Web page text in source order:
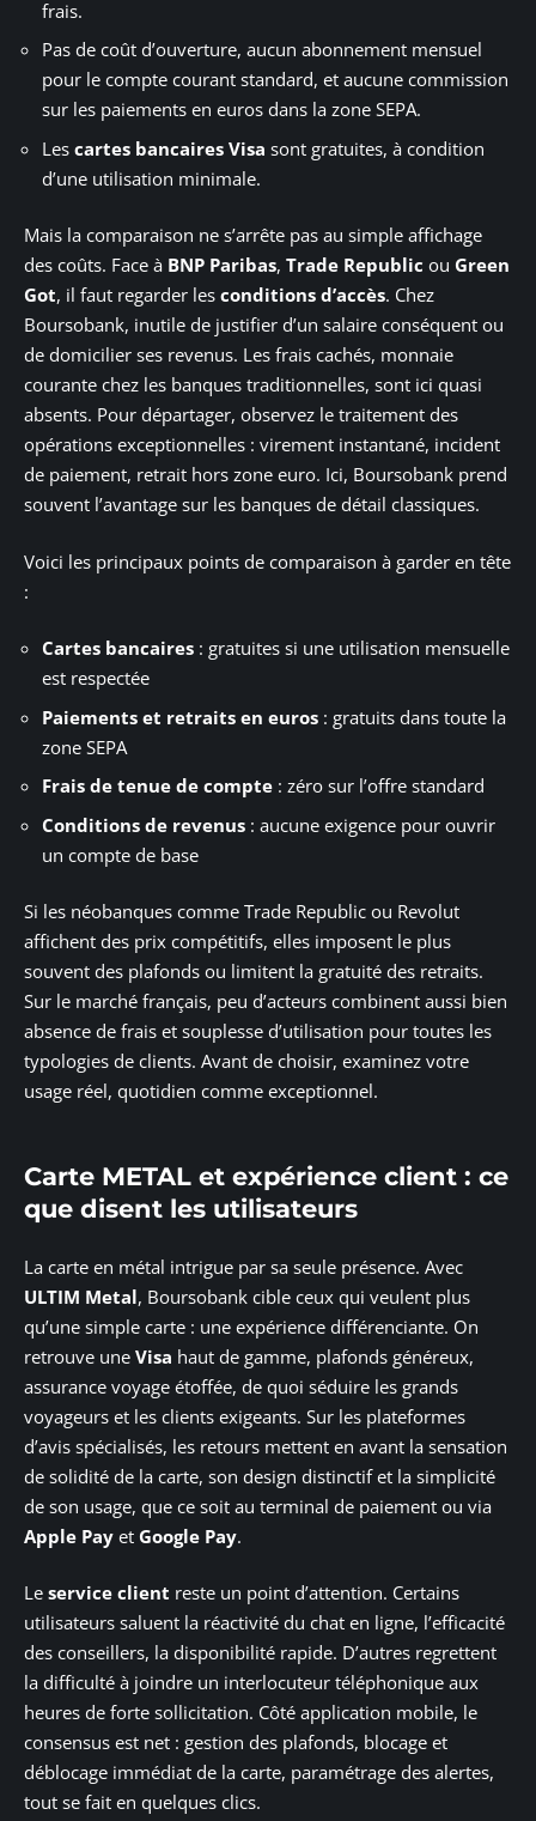
frais.
Pas de coût d’ouverture, aucun abonnement mensuel
pour le compte courant standard, et aucune commission
sur les paiements en euros dans la zone SEPA.
Les cartes bancaires Visa sont gratuites, à condition
d’une utilisation minimale.
Mais la comparaison ne s’arrête pas au simple affichage
des coûts. Face à BNP Paribas, Trade Republic ou Green
Got, il faut regarder les conditions d’accès. Chez
Boursobank, inutile de justifier d’un salaire conséquent ou
de domicilier ses revenus. Les frais cachés, monnaie
courante chez les banques traditionnelles, sont ici quasi
absents. Pour départager, observez le traitement des
opérations exceptionnelles : virement instantané, incident
de paiement, retrait hors zone euro. Ici, Boursobank prend
souvent l’avantage sur les banques de détail classiques.
Voici les principaux points de comparaison à garder en tête
:
Cartes bancaires : gratuites si une utilisation mensuelle
est respectée
Paiements et retraits en euros : gratuits dans toute la
zone SEPA
Frais de tenue de compte : zéro sur l’offre standard
Conditions de revenus : aucune exigence pour ouvrir
un compte de base
Si les néobanques comme Trade Republic ou Revolut
affichent des prix compétitifs, elles imposent le plus
souvent des plafonds ou limitent la gratuité des retraits.
Sur le marché français, peu d’acteurs combinent aussi bien
absence de frais et souplesse d’utilisation pour toutes les
typologies de clients. Avant de choisir, examinez votre
usage réel, quotidien comme exceptionnel.
Carte METAL et expérience client : ce
que disent les utilisateurs
La carte en métal intrigue par sa seule présence. Avec
ULTIM Metal, Boursobank cible ceux qui veulent plus
qu’une simple carte : une expérience différenciante. On
retrouve une Visa haut de gamme, plafonds généreux,
assurance voyage étoffée, de quoi séduire les grands
voyageurs et les clients exigeants. Sur les plateformes
d’avis spécialisés, les retours mettent en avant la sensation
de solidité de la carte, son design distinctif et la simplicité
de son usage, que ce soit au terminal de paiement ou via
Apple Pay et Google Pay.
Le service client reste un point d’attention. Certains
utilisateurs saluent la réactivité du chat en ligne, l’efficacité
des conseillers, la disponibilité rapide. D’autres regrettent
la difficulté à joindre un interlocuteur téléphonique aux
heures de forte sollicitation. Côté application mobile, le
consensus est net : gestion des plafonds, blocage et
déblocage immédiat de la carte, paramétrage des alertes,
tout se fait en quelques clics.